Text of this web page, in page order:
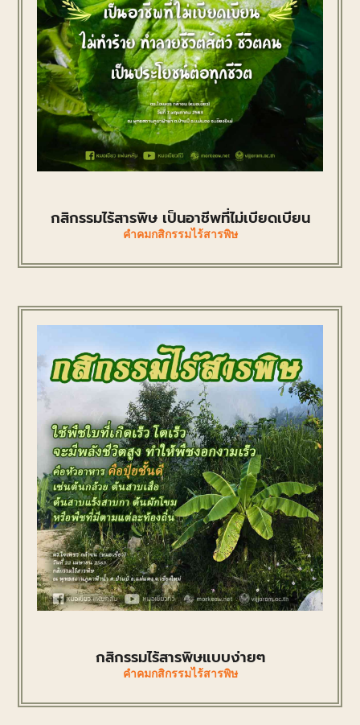
กสิกรรมไร้สารพิษ เป็นอาชีพที่ไม่เบียดเบียน
คำคมกสิกรรมไร้สารพิษ
กสิกรรมไร้สารพิษแบบง่ายๆ
คำคมกสิกรรมไร้สารพิษ